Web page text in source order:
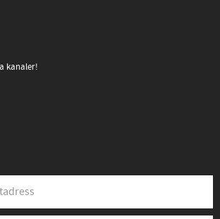
kanaler!